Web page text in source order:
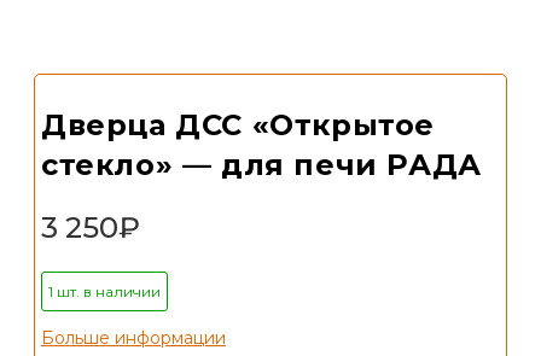
Дверца ДСС «Открытое
стекло» — для печи РАДА
3 250₽
1 шт. в наличии
Больше информации